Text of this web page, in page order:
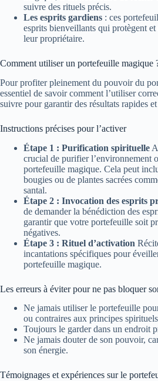
suivre des rituels précis.
Les esprits gardiens : ces
esprits bienveillants qui protègent
leur propriétaire.
Comment utiliser un portefeuille magique
Pour profiter pleinement du pouvoir du
essentiel de savoir comment l’utiliser
suivre pour garantir des résultats rapides
Instructions précises pour l’activer
Étape 1 : Purification spirituelle
crucial de purifier l’environnement
portefeuille magique. Cela peut
bougies ou de plantes sacrées
santal.
Étape 2 : Invocation des esprits
de demander la bénédiction des
garantir que votre portefeuille soit
négatives.
Étape 3 : Rituel d’activation
incantations spécifiques pour
portefeuille magique.
Les erreurs à éviter pour ne pas bloquer
Ne jamais utiliser le portefeuille
ou contraires aux principes
Toujours le garder dans un endroit
Ne jamais douter de son pouvoir,
son énergie.
Témoignages et expériences sur le